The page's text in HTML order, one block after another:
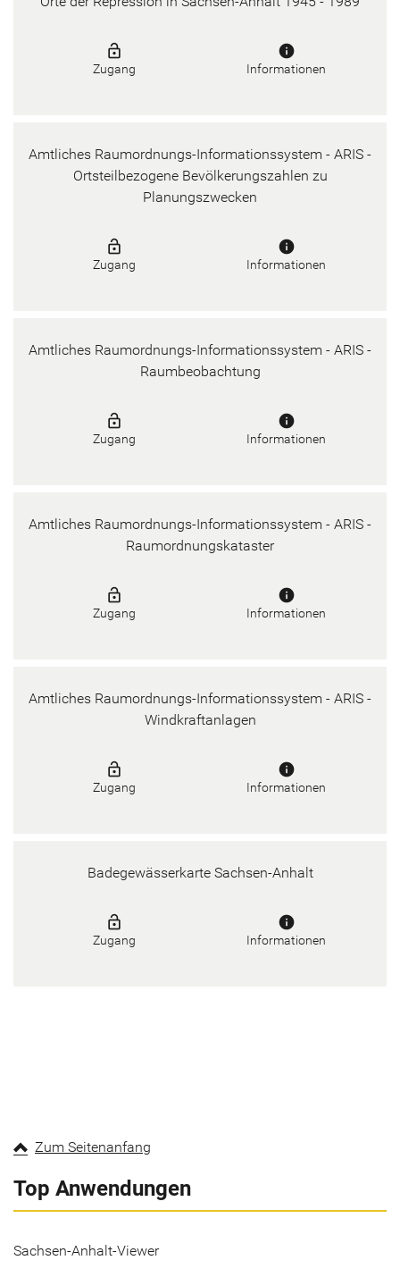
lock_open
Zugang
info
Informationen
Amtliches Raumordnungs-Informationssystem - ARIS -
Ortsteilbezogene Bevölkerungszahlen zu
Planungszwecken
lock_open
Zugang
info
Informationen
Amtliches Raumordnungs-Informationssystem - ARIS -
Raumbeobachtung
lock_open
Zugang
info
Informationen
Amtliches Raumordnungs-Informationssystem - ARIS -
Raumordnungskataster
lock_open
Zugang
info
Informationen
Amtliches Raumordnungs-Informationssystem - ARIS -
Windkraftanlagen
lock_open
Zugang
info
Informationen
Badegewässerkarte Sachsen-Anhalt
lock_open
Zugang
info
Informationen
Zum Seitenanfang
Top Anwendungen
Sachsen-Anhalt-Viewer